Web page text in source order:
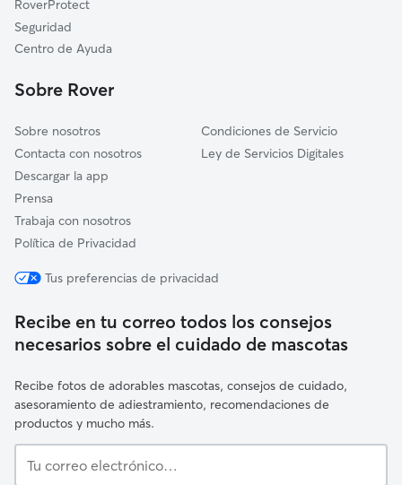
Huércal-Overa
Taberno
Zurgena
RoverProtect
Seguridad
Centro de Ayuda
Sobre Rover
Sobre nosotros
Contacta con nosotros
Descargar la app
Prensa
Trabaja con nosotros
Política de Privacidad
Condiciones de Servicio
Ley de Servicios Digitales
Tus preferencias de privacidad
Recibe en tu correo todos los consejos
necesarios sobre el cuidado de mascotas
Recibe fotos de adorables mascotas, consejos de cuidado,
asesoramiento de adiestramiento, recomendaciones de
productos y mucho más.
correo